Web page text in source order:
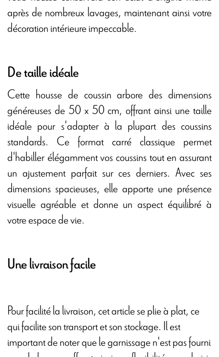
après de nombreux lavages, maintenant ainsi votre
décoration intérieure impeccable.
De taille idéale
Cette housse de coussin arbore des dimensions
généreuses de 50 x 50 cm, offrant ainsi une taille
idéale pour s'adapter à la plupart des coussins
standards. Ce format carré classique permet
d'habiller élégamment vos coussins tout en assurant
un ajustement parfait sur ces derniers. Avec ses
dimensions spacieuses, elle apporte une présence
visuelle agréable et donne un aspect équilibré à
votre espace de vie.
Une livraison facile
Pour facilité la livraison, cet article se plie à plat, ce
qui facilite son transport et son stockage. Il est
important de noter que le garnissage n'est pas fourni